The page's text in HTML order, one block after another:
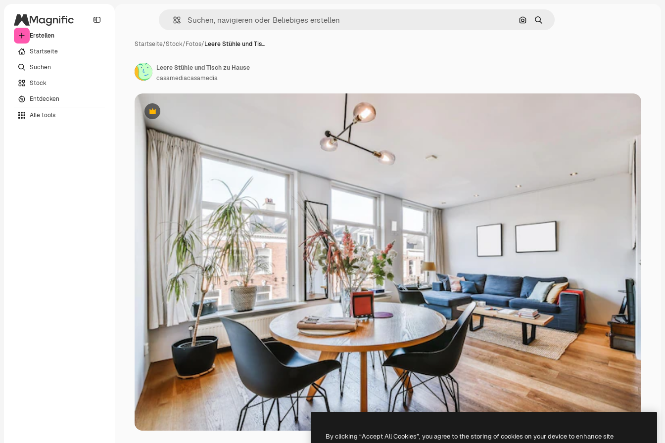
Erstellen
Startseite
Suchen
Stock
Entdecken
Alle tools
Nach Bild suchen
Suchen
Startseite/Stock/Fotos/Leere Stühle und Tis…
Premium
Leere Stühle und Tisch zu Hause
casamediacasamedia
By clicking “Accept All Cookies”, you agree to the storing of cookies on your device to enhance site